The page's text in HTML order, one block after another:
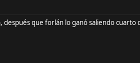
después que forlán lo ganó saliendo